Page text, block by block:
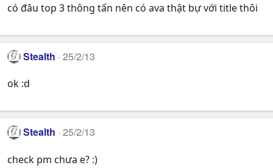
có đâu top 3 thông tấn nên có ava thật bự với title thôi
Stealth 25/2/13
ok :d
Stealth 25/2/13
check pm chưa e? :)